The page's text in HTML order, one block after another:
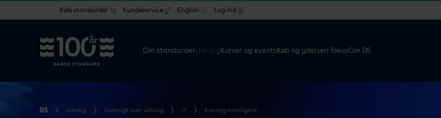
Køb standarder Kundeservice English Log ind
Om standarderUdvalgKurser og eventsKøb og ydelser I fokusOm DS
Udvalg Oversigt over udvalg IT Kunstig Intelligens